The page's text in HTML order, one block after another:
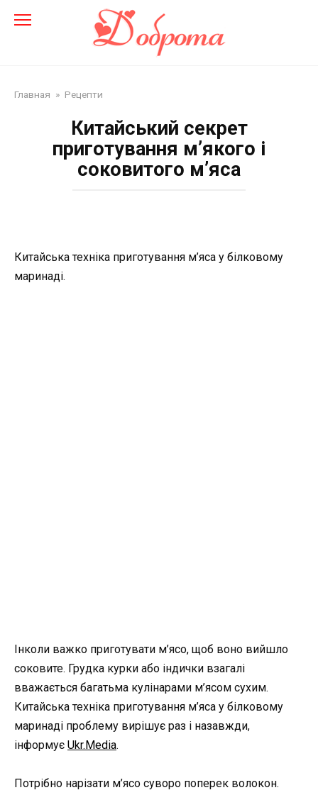
Главная » Рецепти
Китайський секрет
приготування м’якого і
соковитого м’яса
Китайська техніка приготування м’яса у білковому
маринаді.
Інколи важко приготувати м’ясо, щоб воно вийшло
соковите. Грудка курки або індички взагалі
вважається багатьма кулінарами м’ясом сухим.
Китайська техніка приготування м’яса у білковому
маринаді проблему вирішує раз і назавжди,
інформує Ukr.Media.
Потрібно нарізати м’ясо суворо поперек волокон.